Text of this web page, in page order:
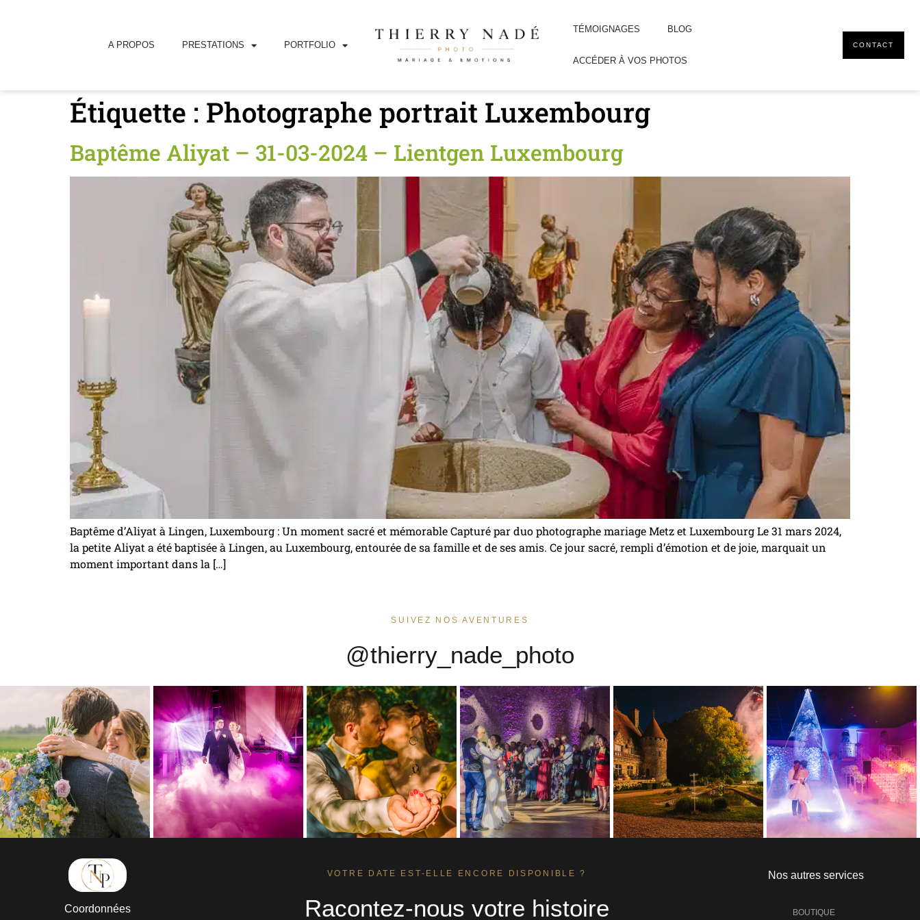
A PROPOS PRESTATIONS PORTFOLIO
TÉMOIGNAGES BLOG
ACCÉDER À VOS PHOTOS
CONTACT
Étiquette : Photographe portrait Luxembourg
Baptême Aliyat – 31-03-2024 – Lientgen Luxembourg
Baptême d’Aliyat à Lingen, Luxembourg : Un moment sacré et mémorable Capturé par duo photographe mariage Metz et Luxembourg Le 31 mars 2024,
la petite Aliyat a été baptisée à Lingen, au Luxembourg, entourée de sa famille et de ses amis. Ce jour sacré, rempli d’émotion et de joie, marquait un
moment important dans la […]
SUIVEZ NOS AVENTURES
@thierry_nade_photo
Coordonnées
VOTRE DATE EST-ELLE ENCORE DISPONIBLE ?
Racontez-nous votre histoire
Nos autres services
BOUTIQUE